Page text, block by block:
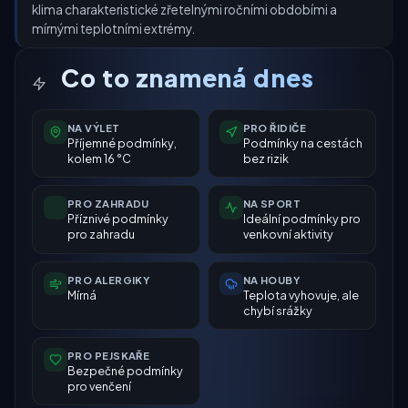
klima charakteristické zřetelnými ročními obdobími a
mírnými teplotními extrémy.
Co to znamená dnes
NA VÝLET
Příjemné podmínky,
kolem 16 °C
PRO ŘIDIČE
Podmínky na cestách
bez rizik
PRO ZAHRADU
Příznivé podmínky
pro zahradu
NA SPORT
Ideální podmínky pro
venkovní aktivity
PRO ALERGIKY
Mírná
NA HOUBY
Teplota vyhovuje, ale
chybí srážky
PRO PEJSKAŘE
Bezpečné podmínky
pro venčení